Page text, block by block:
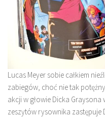
Lucas Meyer sobie całkiem
zabiegów, choć nie tak
akcji w głowie Dicka Graysona
zeszytów rysownika zastępuje